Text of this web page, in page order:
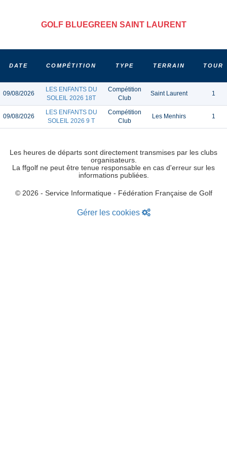
GOLF BLUEGREEN SAINT LAURENT
DATE COMPÉTITION TYPE TERRAIN TOUR
09/08/2026
LES ENFANTS DU
SOLEIL 2026 18T
Compétition
Club
Saint Laurent 1
09/08/2026
LES ENFANTS DU
SOLEIL 2026 9 T
Compétition
Club
Les Menhirs 1
Les heures de départs sont directement transmises par les clubs
organisateurs.
La ffgolf ne peut être tenue responsable en cas d'erreur sur les
informations publiées.
© 2026 - Service Informatique - Fédération Française de Golf
Gérer les cookies